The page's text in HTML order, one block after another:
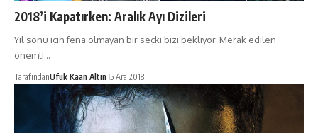
2018’i Kapatırken: Aralık Ayı Dizileri
Yıl sonu için fena olmayan bir seçki bizi bekliyor. Merak edilen
önemli…
TarafındanUfuk Kaan Altın 5 Ara 2018